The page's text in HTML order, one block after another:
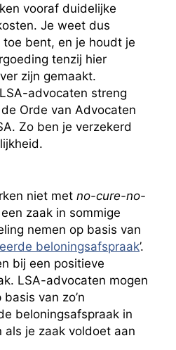
vooraf duidelijke
Je weet dus
bent, en je houdt je
tenzij hier
zijn gemaakt.
advocaten streng
Orde van Advocaten
Zo ben je verzekerd
niet met no-cure-no-
zaak in sommige
nemen op basis van
beloningsafspraak’.
bij een positieve
LSA-advocaten mogen
van zo’n
beloningsafspraak in
als je zaak voldoet aan